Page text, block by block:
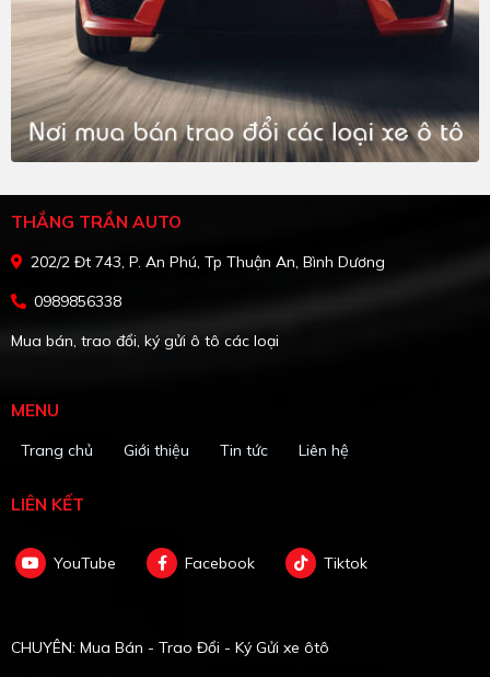
THẮNG TRẦN AUTO
202/2 Đt 743, P. An Phú, Tp Thuận An, Bình Dương
0989856338
Mua bán, trao đổi, ký gửi ô tô các loại
MENU
Trang chủ Giới thiệu Tin tức Liên hệ
LIÊN KẾT
YouTube Facebook Tiktok
CHUYÊN: Mua Bán - Trao Đổi - Ký Gửi xe ôtô